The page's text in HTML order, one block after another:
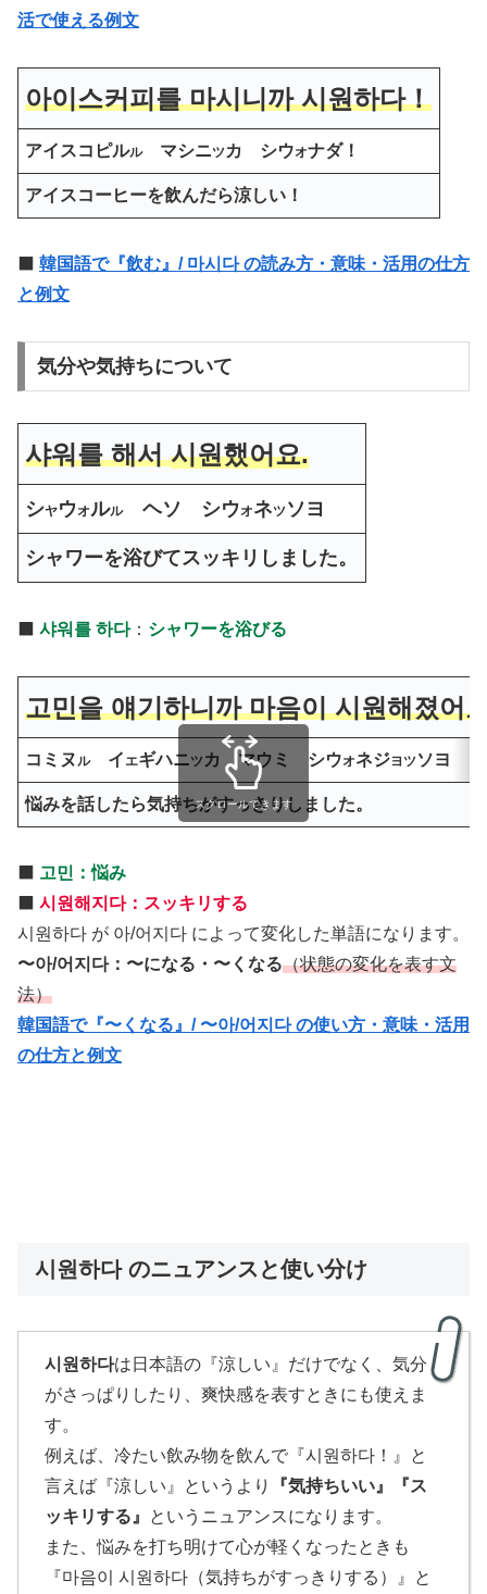
活で使える例文
아이스커피를 마시니까 시원하다！
アイスコピルル マシニツカ シウオナダ！
アイスコーヒーを飲んだら涼しい！
韓国語で『飲む』/ 마시다 の読み方・意味・活用の仕方
と例文
気分や気持ちについて
샤워를 해서시원했어요.
シヤウオルルヘソ シウオネツソヨ
シャワーを浴びてスッキリしました。
샤워를 하다： シャワーを浴びる
고민을 얘기하니까 마음이 시원해졌어
コミヌ ルイ エギハニツ カ マウミ シウオネジヨツソヨ
悩みを話したら気持ちがすっきりしました。
スクロールできます
고민：悩み
시원해지다：スッキリする
시원하다 が 아/어지다 によって変化した単語になります。
〜아/어지다：〜になる・〜くなる（状態の変化を表す文
法）
韓国語で『〜くなる』/ 〜아/어지다 の使い方・意味・活用
の仕方と例文
시원하다 のニュアンスと使い分け
시원하다は日本語の『涼しい』だけでなく、気分
がさっぱりしたり、爽快感を表すときにも使えま
す。
例えば、冷たい飲み物を飲んで『시원하다！』と
言えば『涼しい』というより
『気持ちいい』『ス
ッキリする』
というニュアンスになります。
また、悩みを打ち明けて心が軽くなったときも
『마음이 시원하다（気持ちがすっきりする）』と